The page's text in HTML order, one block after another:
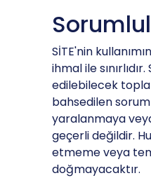
SİTE'nin
ihmal ile
edilebilecek
bahsedilen
yaralanmaya
geçerli değildir.
etmeme veya
doğmayacaktır.